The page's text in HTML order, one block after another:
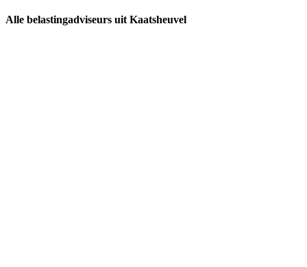
Alle belastingadviseurs uit Kaatsheuvel